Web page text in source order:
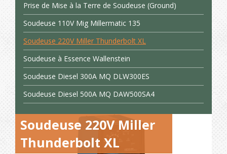
Prise de Mise à la Terre de Soudeuse (Ground)
Soudeuse 110V Mig Millermatic 135
Soudeuse 220V Miller Thunderbolt XL
Soudeuse à Essence Wallenstein
Soudeuse Diesel 300A MQ DLW300ES
Soudeuse Diesel 500A MQ DAW500SA4
Soudeuse 220V Miller
Thunderbolt XL